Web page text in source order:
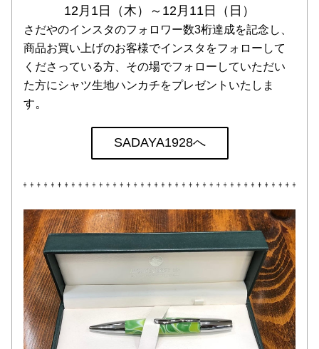
12月1日（木）～12月11日（日）
さだやのインスタのフォロワー数3桁達成を記念し、
商品お買い上げのお客様でインスタをフォローして
くださっている方、その場でフォローしていただい
た方にシャツ生地ハンカチをプレゼントいたしま
す。
SADAYA1928へ